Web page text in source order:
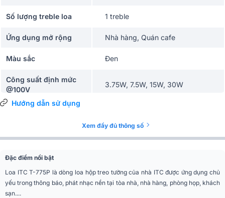
Số lượng treble loa 1 treble
Ứng dụng mở rộng Nhà hàng, Quán cafe
Màu sắc Đen
Công suất định mức
@100V
3.75W, 7.5W, 15W, 30W
Đầu vào 70V/100V/8Ω
SPL(1W/1M)
SPL tối đa 107dB
Hướng dẫn sử dụng
Xem đầy đủ thông số
Đặc điểm nổi bật
Loa ITC T-775P là dòng loa hộp treo tường của nhà ITC được ứng dụng chủ
yếu trong thông báo, phát nhạc nền tại tòa nhà, nhà hàng, phòng họp, khách
sạn....